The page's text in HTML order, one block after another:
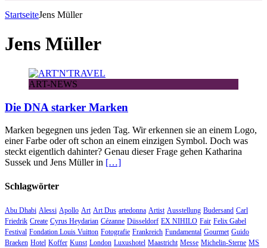
StartseiteJens Müller
Jens Müller
ART-NEWS
Die DNA starker Marken
Marken begegnen uns jeden Tag. Wir erkennen sie an einem Logo,
einer Farbe oder oft schon an einem einzigen Symbol. Doch was
steckt eigentlich dahinter? Genau dieser Frage gehen Katharina
Sussek und Jens Müller in […]
Schlagwörter
Abu Dhabi Alessi Apollo Art Art Dus artedonna Artist Ausstellung Budersand Carl
Friedrik Create Cyrus Heydarian Cézanne Düsseldorf EX NIHILO Fair Felix Gabel
Festival Fondation Louis Vuitton Fotografie Frankreich Fundamental Gourmet Guido
Braeken Hotel Koffer Kunst London Luxushotel Maastricht Messe Michelin-Sterne MS